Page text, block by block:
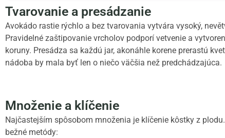
Tvarovanie a presádzanie
Avokádo rastie rýchlo a bez tvarovania vytvára vysoký,
Pravidelné zaštipovanie vrcholov podporí vetvenie a
koruny. Presádza sa každú jar, akonáhle korene prerastú
nádoba by mala byť len o niečo väčšia než predchádzajúca.
Množenie a klíčenie
Najčastejším spôsobom množenia je klíčenie kôstky z
bežné metódy: